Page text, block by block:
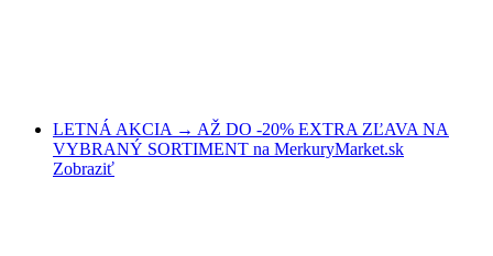
LETNÁ AKCIA → AŽ DO -20% EXTRA ZĽAVA NA
VYBRANÝ SORTIMENT na MerkuryMarket.sk
Zobraziť